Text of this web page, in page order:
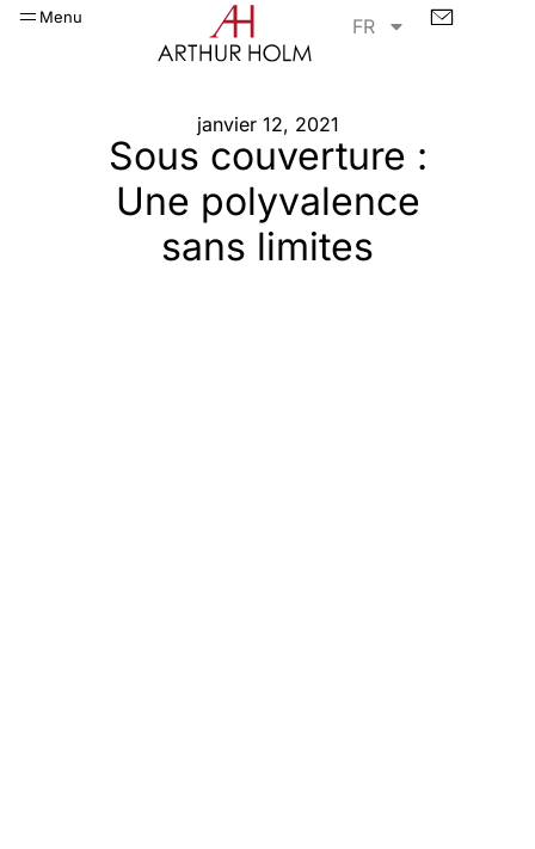
Menu FR
janvier 12, 2021
Sous couverture :
Une polyvalence
sans limites